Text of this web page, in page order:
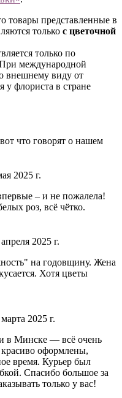
товары представленные в
только с цветочной
только по
международной
внешнему виду от
у флориста в стране
что говорят о нашем
2025 г.
– и не пожалела!
роз, всё чётко.
2025 г.
на годовщину. Жена
Хотя цветы
2025 г.
в Минске — всё очень
оформлены,
время. Курьер был
Спасибо большое за
только у вас!